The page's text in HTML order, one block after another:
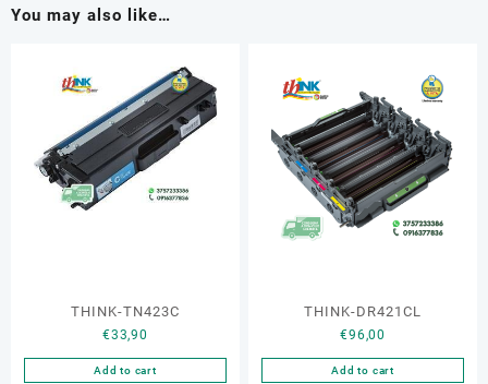
You may also like…
THINK-TN423C
€33,90
Add to cart
THINK-DR421CL
€96,00
Add to cart